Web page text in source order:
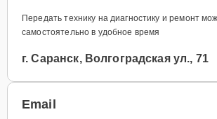
Передать технику на диагностику и ремонт
самостоятельно в удобное время
г. Саранск, Волгоградская ул., 71
Email